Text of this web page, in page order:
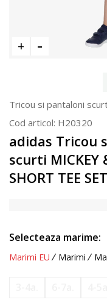
Tricou si pantaloni
Cod articol: H20320
adidas Tricou
scurti MICKEY
SHORT TEE SET
Selecteaza marime:
Marimi EU Marimi